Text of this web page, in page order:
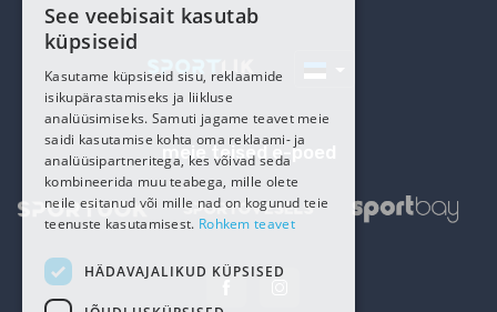
meie teised e-poed
See veebisait kasutab
küpsiseid
Kasutame küpsiseid sisu, reklaamide
isikupärastamiseks ja liikluse
analüüsimiseks. Samuti jagame teavet meie
saidi kasutamise kohta oma reklaami- ja
analüüsipartneritega, kes võivad seda
kombineerida muu teabega, mille olete
neile esitanud või mille nad on kogunud teie
teenuste kasutamisest. Rohkem teavet
HÄDAVAJALIKUD KÜPSISED